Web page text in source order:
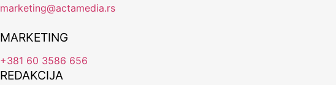
marketing@actamedia.rs
MARKETING
+381 60 3586 656
REDAKCIJA